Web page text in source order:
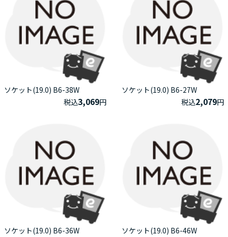
ソケット(19.0) B6-38W
税込3,069円
ソケット(19.0) B6-27W
税込2,079円
ソケット(19.0) B6-36W
ソケット(19.0) B6-46W